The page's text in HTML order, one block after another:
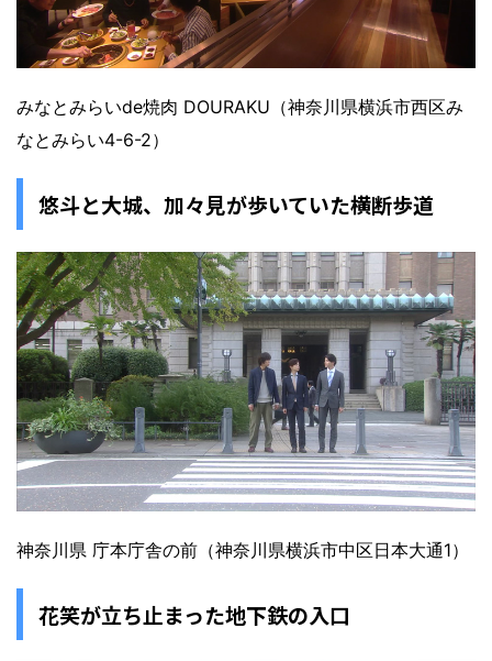
みなとみらいde焼肉 DOURAKU（神奈川県横浜市西区み
なとみらい4-6-2）
悠斗と大城、加々見が歩いていた横断歩道
神奈川県 庁本庁舎の前（神奈川県横浜市中区日本大通1）
花笑が立ち止まった地下鉄の入口